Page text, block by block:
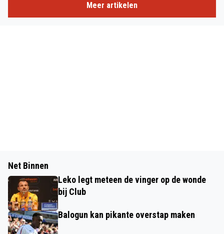
Meer artikelen
Net Binnen
Leko legt meteen de vinger op de wonde
bij Club
Balogun kan pikante overstap maken